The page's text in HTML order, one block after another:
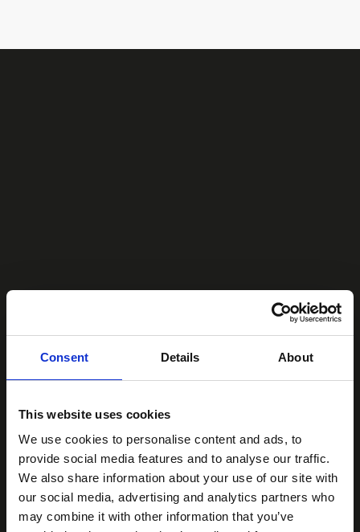
Consent Details About
This website uses cookies
We use cookies to personalise content and ads, to
provide social media features and to analyse our traffic.
We also share information about your use of our site with
our social media, advertising and analytics partners who
may combine it with other information that you’ve